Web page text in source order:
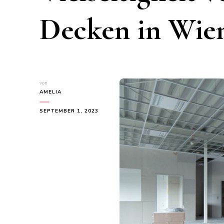
Decken in
von
AMELIA
SEPTEMBER 1, 2023